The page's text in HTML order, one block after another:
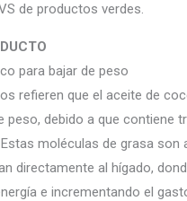
de productos verdes.
para bajar de peso
refieren que el aceite de
peso, debido a que contiene
moléculas de grasa son
directamente al hígado,
e incrementando el